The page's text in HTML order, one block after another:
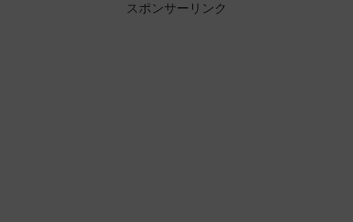
スポンサーリンク